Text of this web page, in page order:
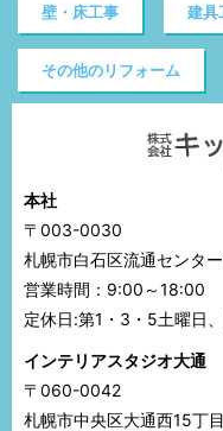
壁・床工事 建具
その他のリフォーム
本社
〒003-0030
札幌市白石区流通センタ
営業時間：9:00～18:00
定休日:第1・3・5土曜日
インテリアスタジオ大通
〒060-0042
札幌市中央区大通西15丁